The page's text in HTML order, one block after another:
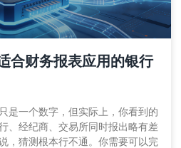
合财务报表应用的银行
是一个数字，但实际上，你看到的
经纪商、交易所同时报出略有差
，猜测根本行不通。你需要可以完